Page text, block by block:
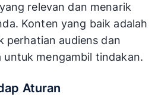
relevan dan menarik
Konten yang baik adalah
perhatian audiens dan
untuk mengambil tindakan.
Aturan